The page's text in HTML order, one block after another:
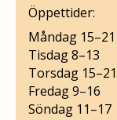
Öppettider:
Måndag 15–21
Tisdag 8–13
Torsdag 15–21
Fredag 9–16
Söndag 11–17